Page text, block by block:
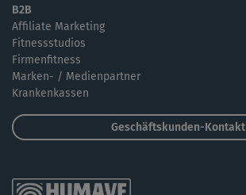
B2B
Affiliate Marketing
Fitnessstudios
Firmenfitness
Marken- / Medienpartner
Krankenkassen
Geschäftskunden-Kontakt